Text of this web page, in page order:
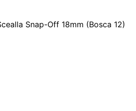
Snap-Off 18mm (Bosca 12)